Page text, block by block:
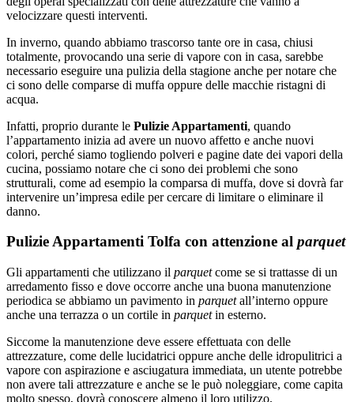
velocizzare questi interventi.
In inverno, quando abbiamo trascorso tante ore in casa, chiusi
totalmente, provocando una serie di vapore con in casa, sarebbe
necessario eseguire una pulizia della stagione anche per notare che
ci sono delle comparse di muffa oppure delle macchie ristagni di
acqua.
Infatti, proprio durante le Pulizie Appartamenti, quando
l’appartamento inizia ad avere un nuovo affetto e anche nuovi
colori, perché siamo togliendo polveri e pagine date dei vapori della
cucina, possiamo notare che ci sono dei problemi che sono
strutturali, come ad esempio la comparsa di muffa, dove si dovrà far
intervenire un’impresa edile per cercare di limitare o eliminare il
danno.
Pulizie Appartamenti Tolfa con attenzione al parquet
Gli appartamenti che utilizzano il parquetcome se si trattasse di un
arredamento fisso e dove occorre anche una buona manutenzione
periodica se abbiamo un pavimento in parquetall’interno oppure
anche una terrazza o un cortile in parquetin esterno.
Siccome la manutenzione deve essere effettuata con delle
attrezzature, come delle lucidatrici oppure anche delle idropulitrici a
vapore con aspirazione e asciugatura immediata, un utente potrebbe
non avere tali attrezzature e anche se le può noleggiare, come capita
molto spesso, dovrà conoscere almeno il loro utilizzo.